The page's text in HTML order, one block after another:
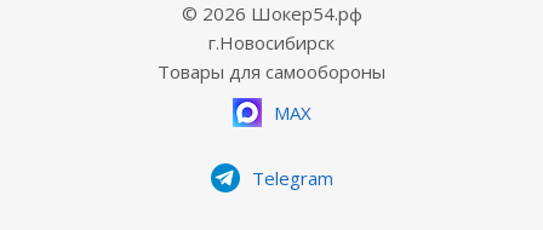
© 2026 Шокер54.рф
г.Новосибирск
Товары для самообороны
MAX
Telegram